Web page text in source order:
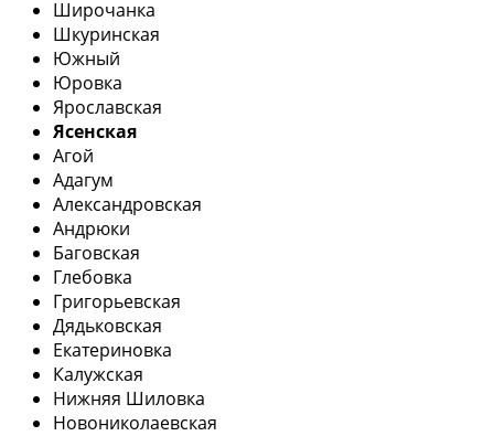
Широчанка
Шкуринская
Южный
Юровка
Ярославская
Ясенская
Агой
Адагум
Александровская
Андрюки
Баговская
Глебовка
Григорьевская
Дядьковская
Екатериновка
Калужская
Нижняя Шиловка
Новониколаевская